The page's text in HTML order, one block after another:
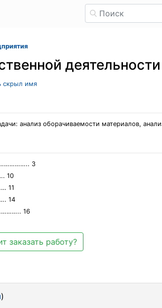
деятельности
скрыл имя
анализ оборачиваемости материалов,
3
10
11
14
16
заказать работу?
)